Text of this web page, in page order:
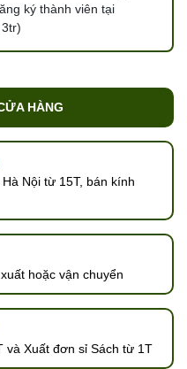
ký thành viên tại
HÀNG
Nội từ 15T, bán kính
hoặc vận chuyển
Xuất đơn sỉ Sách từ 1T